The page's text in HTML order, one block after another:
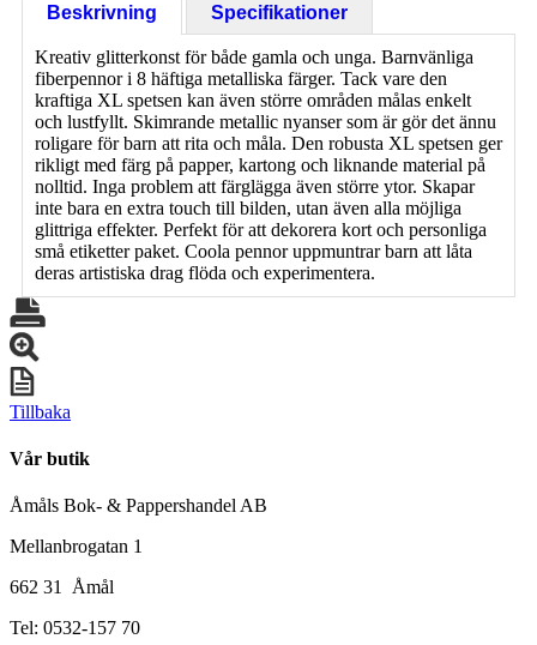
Beskrivning
Specifikationer
Kreativ glitterkonst för både gamla och unga. Barnvänliga
fiberpennor i 8 häftiga metalliska färger. Tack vare den
kraftiga XL spetsen kan även större områden målas enkelt
och lustfyllt. Skimrande metallic nyanser som är gör det ännu
roligare för barn att rita och måla. Den robusta XL spetsen ger
rikligt med färg på papper, kartong och liknande material på
nolltid. Inga problem att färglägga även större ytor. Skapar
inte bara en extra touch till bilden, utan även alla möjliga
glittriga effekter. Perfekt för att dekorera kort och personliga
små etiketter paket. Coola pennor uppmuntrar barn att låta
deras artistiska drag flöda och experimentera.
Tillbaka
Vår butik
Åmåls Bok- & Pappershandel AB
Mellanbrogatan 1
662 31 Åmål
Tel: 0532-157 70